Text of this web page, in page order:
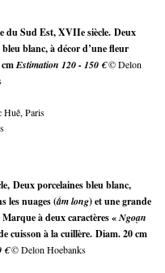
du Sud Est, XVIIe siècle. Deux
bleu blanc, à décor d’une fleur
cmEstimation 120 - 150 €© Delon
Huê, Paris
Deux porcelaines bleu blanc,
les nuages (ấm long) et une grande
Marque à deux caractères «Ngoạn
cuisson à la cuillère. Diam. 20 cm
€© Delon Hoebanks